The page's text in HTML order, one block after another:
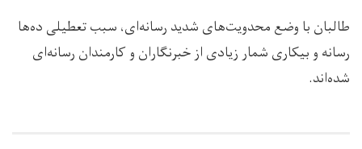
طالبان با وضع محدویت‌های شدید رسانه‌ای، سبب تعطیلی ده‌ها
رسانه‌ و بیکاری شمار زیادی از خبرنگاران و کارمندان رسانه‌ای
شده‌اند.